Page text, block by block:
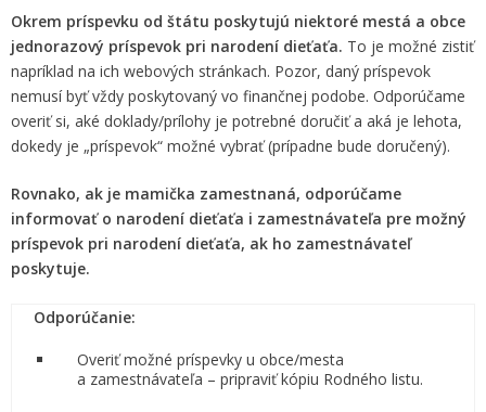
Okrem príspevku od štátu poskytujú niektoré mestá a obce
jednorazový príspevok pri narodení dieťaťa. To je možné zistiť
napríklad na ich webových stránkach. Pozor, daný príspevok
nemusí byť vždy poskytovaný vo finančnej podobe. Odporúčame
overiť si, aké doklady/prílohy je potrebné doručiť a aká je lehota,
dokedy je „príspevok“ možné vybrať (prípadne bude doručený).
Rovnako, ak je mamička zamestnaná, odporúčame
informovať o narodení dieťaťa i zamestnávateľa pre možný
príspevok pri narodení dieťaťa, ak ho zamestnávateľ
poskytuje.
Odporúčanie:
Overiť možné príspevky u obce/mesta
a zamestnávateľa – pripraviť kópiu Rodného listu.